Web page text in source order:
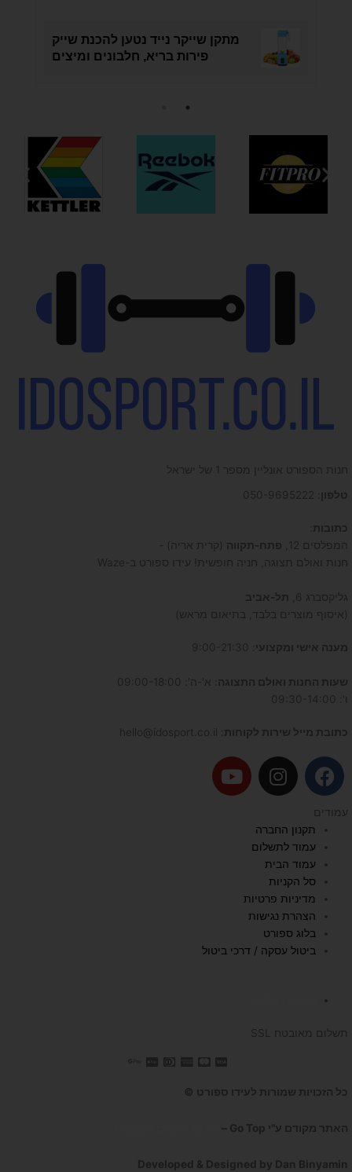
מתקן שייקר נייד נטען להכנת שייק
פירות בריא, חלבונים ומיצים
חנות הספורט אונליין מספר 1 של ישראל
טלפון
כתובות
המפלסים 12,
פתח-תקווה (קרית אריה) -
חנות ואולם תצוגה, חניה חופשית! עידו ספורט ב-Waze
גליקסברג 6,
תל-אביב
(איסוף מוצרים בלבד, בתיאום מראש)
מענה אישי ומקצועי
שעות החנות ואולם התצוגה : א'-ה': 09:00-18:00
ו': 09:30-14:00
כתובת מייל שירות לקוחות
F
a
c
e
b
o
o
k
I
n
t
a
g
r
a
m
Y
o
עמודים
תקנון החברה
עמוד לתשלום
עמוד הבית
סל הקניות
מדיניות פרטיות
הצהרת נגישות
בלוג ספורט
ביטול עסקה / דרכי ביטול
תשלום מאובטח SSL
כל הזכויות שמורות לעידו ספורט ©
האתר מקודם ע"י Go Top –
Developed & Designed by Dan Binyamin